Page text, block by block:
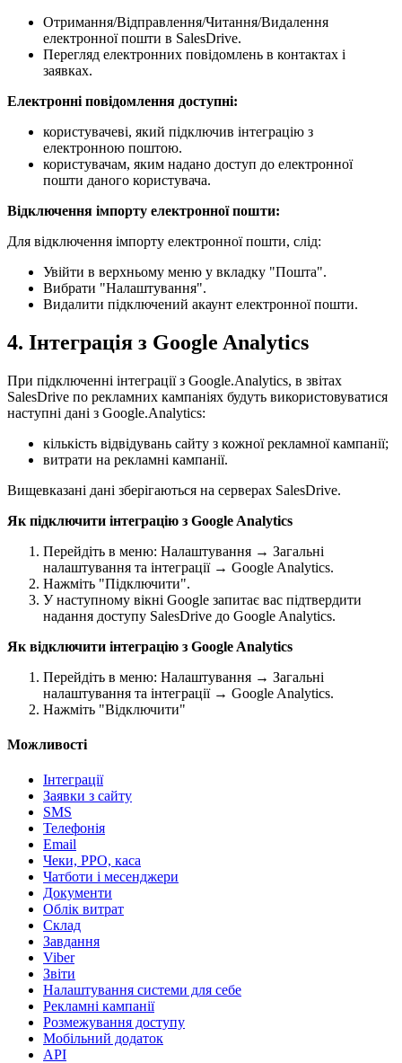
Отримання/Відправлення/Читання/Видалення
електронної пошти в SalesDrive.
Перегляд електронних повідомлень в контактах і
заявках.
Електронні повідомлення доступні:
користувачеві, який підключив інтеграцію з
електронною поштою.
користувачам, яким надано доступ до електронної
пошти даного користувача.
Відключення імпорту електронної пошти:
Для відключення імпорту електронної пошти, слід:
Увійти в верхньому меню у вкладку "Пошта".
Вибрати "Налаштування".
Видалити підключений акаунт електронної пошти.
4. Інтеграція з Google Analytics
При підключенні інтеграції з Google.Analytics, в звітах
SalesDrive по рекламних кампаніях будуть використовуватися
наступні дані з Google.Analytics:
кількість відвідувань сайту з кожної рекламної кампанії;
витрати на рекламні кампанії.
Вищевказані дані зберігаються на серверах SalesDrive.
Як підключити інтеграцію з Google Analytics
Перейдіть в меню: Налаштування → Загальні
налаштування та інтеграції → Google Analytics.
Нажміть "Підключити".
У наступному вікні Google запитає вас підтвердити
надання доступу SalesDrive до Google Analytics.
Як відключити інтеграцію з Google Analytics
Перейдіть в меню: Налаштування → Загальні
налаштування та інтеграції → Google Analytics.
Нажміть "Відключити"
Можливості
Інтеграції
Заявки з сайту
SMS
Телефонія
Email
Чеки, РРО, каса
Чатботи і месенджери
Документи
Облік витрат
Склад
Завдання
Viber
Звіти
Налаштування системи для себе
Рекламні кампанії
Розмежування доступу
Мобільний додаток
API